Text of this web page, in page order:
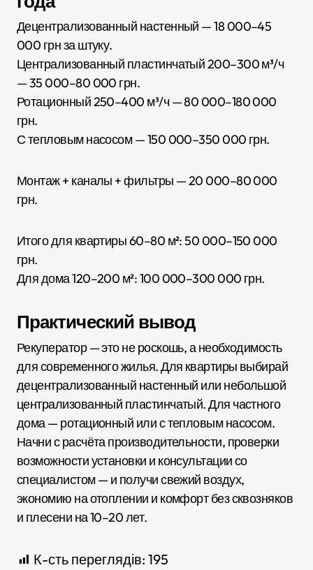
Децентрализованный настенный — 18 000–45
000 грн за штуку.
Централизованный пластинчатый 200–300 м³/ч
— 35 000–80 000 грн.
Ротационный 250–400 м³/ч — 80 000–180 000
грн.
С тепловым насосом — 150 000–350 000 грн.
Монтаж + каналы + фильтры — 20 000–80 000
грн.
Итого для квартиры 60–80 м²: 50 000–150 000
грн.
Для дома 120–200 м²: 100 000–300 000 грн.
Практический вывод
Рекуператор — это не роскошь, а необходимость
для современного жилья. Для квартиры выбирай
децентрализованный настенный или небольшой
централизованный пластинчатый. Для частного
дома — ротационный или с тепловым насосом.
Начни с расчёта производительности, проверки
возможности установки и консультации со
специалистом — и получи свежий воздух,
экономию на отоплении и комфорт без сквозняков
и плесени на 10–20 лет.
К-сть переглядів: 195